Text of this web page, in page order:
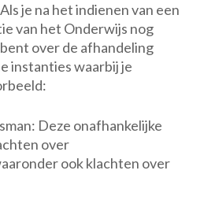
je na het indienen van een
van het Onderwijs nog
over de afhandeling
instanties waarbij je
Deze onafhankelijke
over
ook klachten over